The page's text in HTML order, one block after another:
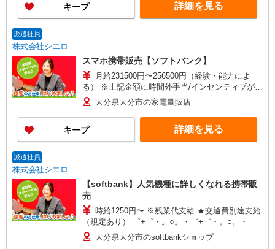
キープ 詳細を見る
派遣社員
株式会社シエロ
スマホ携帯販売【ソフトバンク】
月給231500円〜256500円（経験・能力によ
る） ※上記金額に時間外手当/インセンティブが加
算・賞与あり・時間外手当あり（平均残業時間：
10h/月）・地域手当/職能手当あり・Workstyle支
援金（4000円/月）あり・実績によりインセンティ
ブあり ★交通費別途支給（規定あり） ゜+゜・。
○。・゜+゜・。○。・゜+゜ 入社祝い金10万円支
大分県大分市の家電量販店
キープ 詳細を見る
派遣社員
株式会社シエロ
【softbank】人気機種に詳しくなれる携帯販
売
時給1250円〜 ※残業代支給 ★交通費別途支給
（規定あり） ゜+゜・。○。・゜+゜・。○。・゜
+゜ 入社祝い金10万円支給(規定有) お友達を紹介
頂くと, インセンティブ支給(規定有) ★月2回払
大分県大分市のsoftbankショップ